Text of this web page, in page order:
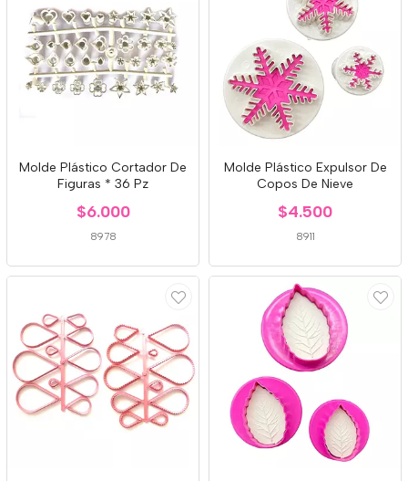
Molde Plástico Cortador De
Figuras * 36 Pz
$6.000
8978
Molde Plástico Expulsor De
Copos De Nieve
$4.500
8911